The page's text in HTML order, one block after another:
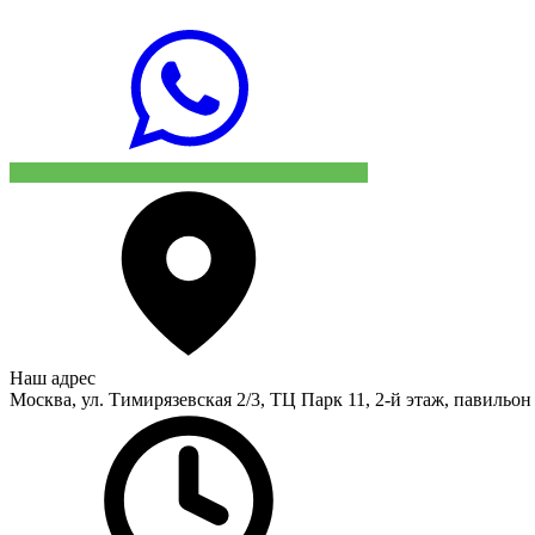
Наш адрес
Москва, ул. Тимирязевская 2/3, ТЦ Парк 11, 2-й этаж,